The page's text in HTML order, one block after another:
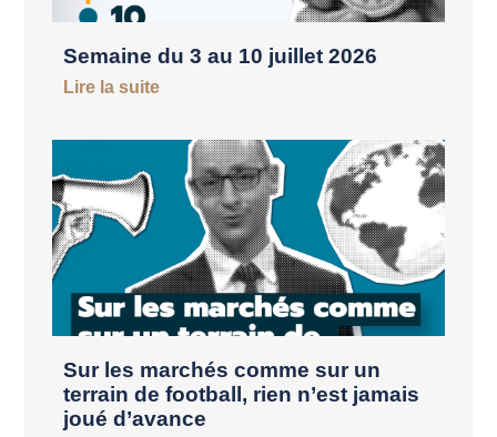
Semaine du 3 au 10 juillet 2026
Lire la suite
Sur les marchés comme sur un
terrain de football, rien n’est jamais
joué d’avance